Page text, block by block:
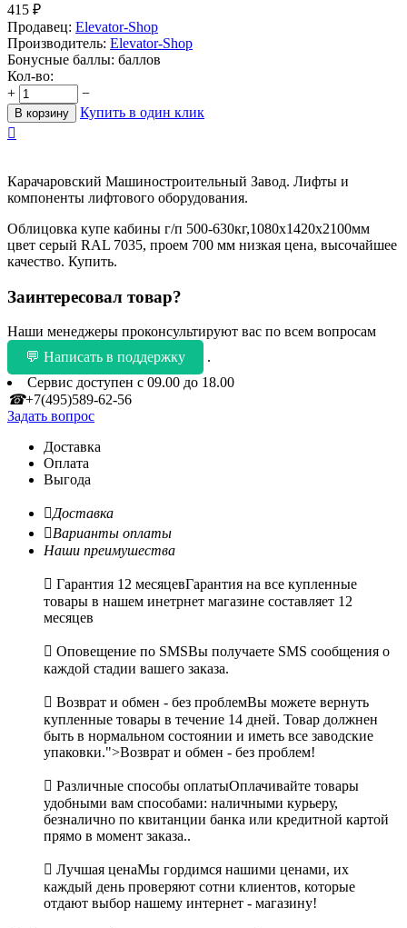
415 ₽
Продавец: Elevator-Shop
Производитель: Elevator-Shop
Бонусные баллы: баллов
Кол-во:
+
−
В корзину
Купить в один клик

Карачаровский Машиностроительный Завод. Лифты и
компоненты лифтового оборудования.
Облицовка купе кабины г/п 500-630кг,1080х1420х2100мм
цвет серый RAL 7035, проем 700 мм низкая цена, высочайшее
качество. Купить.
Заинтересовал товар?
Наши менеджеры проконсультируют вас по всем вопросам
💬 Написать в поддержку
.
Сервис доступен с 09.00 до 18.00
☎+7(495)589-62-56
Задать вопрос
Доставка
Оплата
Выгода
Доставка
Варианты оплаты
Наши преимушества
 Гарантия 12 месяцевГарантия на все купленные
товары в нашем инетрнет магазине составляет 12
месяцев
 Оповещение по SMSВы получаете SMS сообщения о
каждой стадии вашего заказа.
 Возврат и обмен - без проблемВы можете вернуть
купленные товары в течение 14 дней. Товар должнен
быть в нормальном состоянии и иметь все заводские
упаковки.">Возврат и обмен - без проблем!
 Различные способы оплатыОплачивайте товары
удобными вам способами: наличными курьеру,
безналично по квитанции банка или кредитной картой
прямо в момент заказа..
 Лучшая ценаМы гордимся нашими ценами, их
каждый день проверяют сотни клиентов, которые
отдают выбор нашему интернет - магазину!